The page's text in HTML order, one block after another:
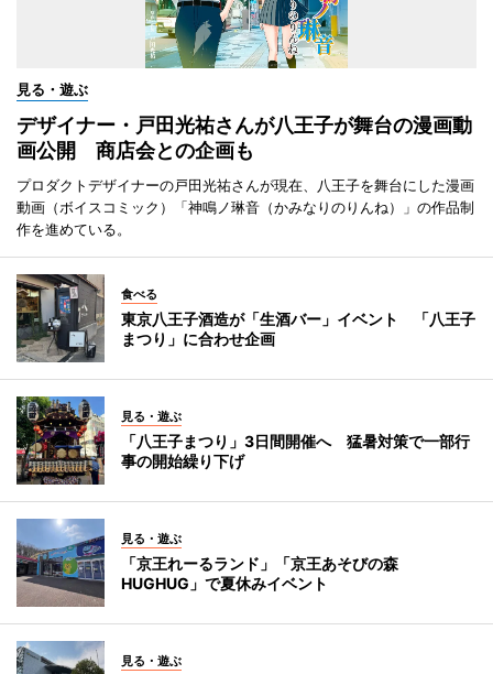
見る・遊ぶ
デザイナー・戸田光祐さんが八王子が舞台の漫画動
画公開 商店会との企画も
プロダクトデザイナーの戸田光祐さんが現在、八王子を舞台にした漫画
動画（ボイスコミック）「神鳴ノ琳音（かみなりのりんね）」の作品制
作を進めている。
食べる
東京八王子酒造が「生酒バー」イベント 「八王子
まつり」に合わせ企画
見る・遊ぶ
「八王子まつり」3日間開催へ 猛暑対策で一部行
事の開始繰り下げ
見る・遊ぶ
「京王れーるランド」「京王あそびの森
HUGHUG」で夏休みイベント
見る・遊ぶ